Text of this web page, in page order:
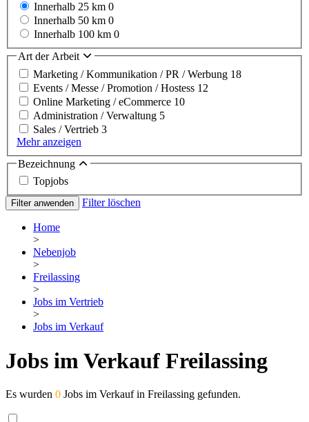
Innerhalb 25 km 0
Innerhalb 50 km 0
Innerhalb 100 km 0
Art der Arbeit
Marketing / Kommunikation / PR / Werbung 18
Events / Messe / Promotion / Hostess 12
Online Marketing / eCommerce 10
Administration / Verwaltung 5
Sales / Vertrieb 3
Mehr anzeigen
Bezeichnung
Topjobs
Filter anwenden Filter löschen
Home
>
Nebenjob
>
Freilassing
>
Jobs im Vertrieb
>
Jobs im Verkauf
Jobs im Verkauf Freilassing
Es wurden 0 Jobs im Verkauf in Freilassing gefunden.